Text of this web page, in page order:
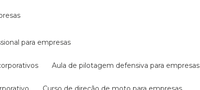
para empresas
aula de pilotagem defensiva para empresas